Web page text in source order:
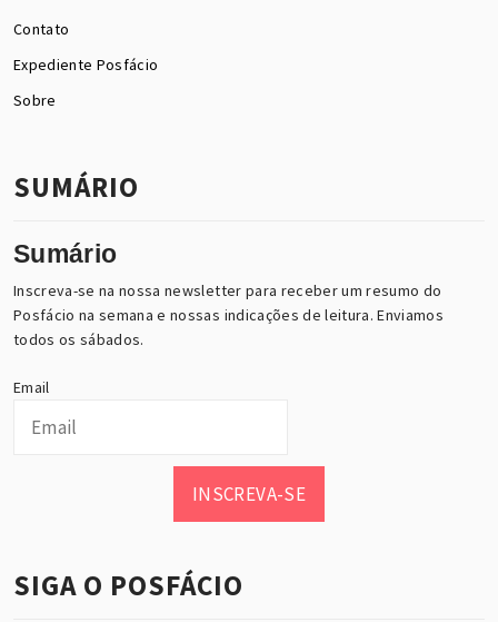
Contato
Expediente Posfácio
Sobre
SUMÁRIO
Sumário
Inscreva-se na nossa newsletter para receber um resumo do
Posfácio na semana e nossas indicações de leitura. Enviamos
todos os sábados.
Email
INSCREVA-SE
SIGA O POSFÁCIO